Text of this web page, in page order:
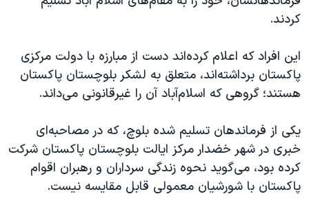
تریبونال مردمی آبان ۹۸
چهل سال گروگان‌گیری
قانون شفافیت دارائی کادر رهبری ایران
اسرائیل در جنگ
نرگس محمدی برنده جایزه نوبل صلح
همایش محافظه‌کاران آمریکا «سی‌پک»
کردند.
این افراد که اعلام کرده‌اند دست از مبارزه با دولت مرکزی
پاکستان برداشته‌اند، متعلق به لشکر بلوچستان پاکستان
هستند؛ گروهی که اسلام‌آباد آن را غیرقانونی می‌داند.
یکی از فرماندهان تسلیم شده بلوچ، که در مصاحبه‌ای
خبری در شهر خضدار مرکز ایالت بلوچستان پاکستان شرکت
کرده بود، می‌گوید نحوه زندگی سرداران و رهبران اقوام
پاکستان با شورشیان معمولی قابل مقایسه نیست.